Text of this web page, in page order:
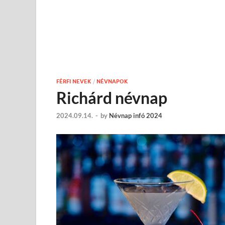
FÉRFI NEVEK / NÉVNAPOK
Richárd névnap
2024.09.14. - by Névnap infó 2024